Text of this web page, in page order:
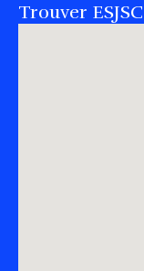
Trouver ESJSC